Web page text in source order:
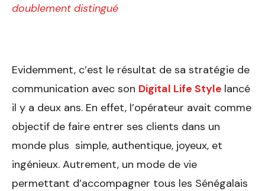
doublement distingué
Evidemment, c’est le résultat de sa stratégie de
communication avec son Digital Life Style lancé
il y a deux ans. En effet, l’opérateur avait comme
objectif de faire entrer ses clients dans un
monde plus simple, authentique, joyeux, et
ingénieux. Autrement, un mode de vie
permettant d’accompagner tous les Sénégalais